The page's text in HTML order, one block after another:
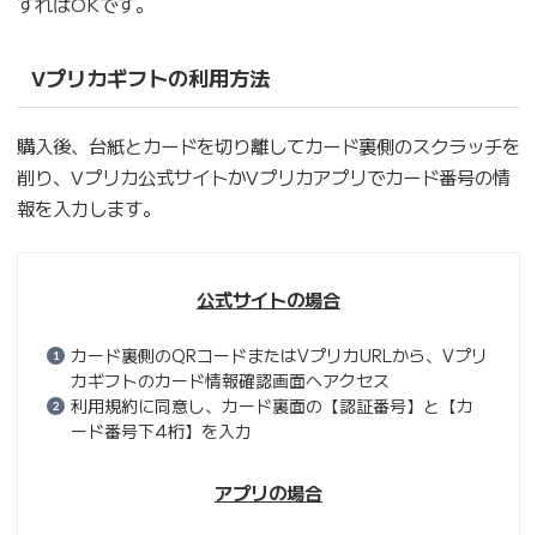
Vプリカギフトの利用方法
購入後、台紙とカードを切り離してカード裏側のスクラッチを
削り、Vプリカ公式サイトかVプリカアプリでカード番号の情
報を入力します。
公式サイトの場合
カード裏側のQRコードまたはVプリカURLから、Vプリ
カギフトのカード情報確認画面へアクセス
利用規約に同意し、カード裏面の【認証番号】と【カ
ード番号下4桁】を入力
アプリの場合